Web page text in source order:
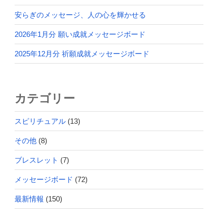
安らぎのメッセージ、人の心を輝かせる
2026年1月分 願い成就メッセージボード
2025年12月分 祈願成就メッセージボード
カテゴリー
スピリチュアル (13)
その他 (8)
ブレスレット (7)
メッセージボード (72)
最新情報 (150)